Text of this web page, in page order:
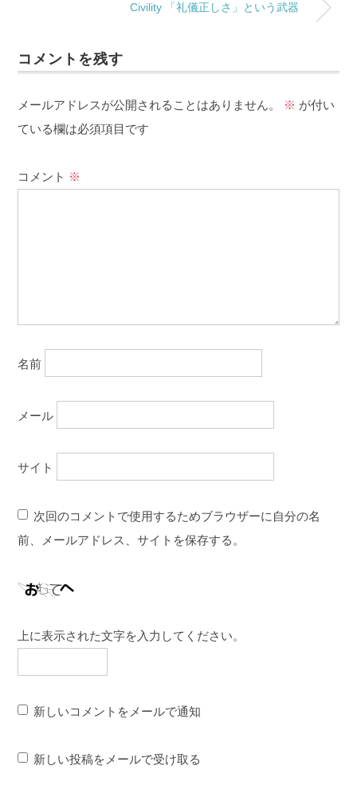
Civility 「礼儀正しさ」という武器
コメントを残す
メールアドレスが公開されることはありません。 ※ が付い
ている欄は必須項目です
コメント ※
名前
メール
サイト
次回のコメントで使用するためブラウザーに自分の名
前、メールアドレス、サイトを保存する。
上に表示された文字を入力してください。
新しいコメントをメールで通知
新しい投稿をメールで受け取る